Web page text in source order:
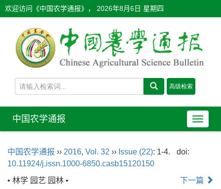
欢迎访问《中国农学通报》， 2026年8月6日 星期四
导
航
中国农学通报
中国农学通报 ›› 2016, Vol. 32 ›› Issue (22): 1-4.
doi:
10.11924/j.issn.1000-6850.casb15120150
• 林学 园艺 园林 •
下一篇